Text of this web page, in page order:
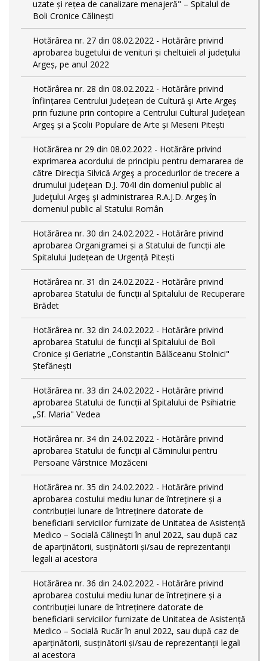
uzate și rețea de canalizare menajeră" – Spitalul de
Boli Cronice Călinești
Hotărârea nr. 27 din 08.02.2022 - Hotărâre privind
aprobarea bugetului de venituri și cheltuieli al județului
Argeș, pe anul 2022
Hotărârea nr. 28 din 08.02.2022 - Hotărâre privind
înființarea Centrului Județean de Cultură şi Arte Argeș
prin fuziune prin contopire a Centrului Cultural Judeţean
Argeş și a Școlii Populare de Arte și Meserii Pitești
Hotărârea nr 29 din 08.02.2022 - Hotărâre privind
exprimarea acordului de principiu pentru demararea de
către Direcţia Silvică Argeş a procedurilor de trecere a
drumului judeţean D.J. 704I din domeniul public al
Judeţului Argeş şi administrarea R.A.J.D. Argeş în
domeniul public al Statului Român
Hotărârea nr. 30 din 24.02.2022 - Hotărâre privind
aprobarea Organigramei și a Statului de funcții ale
Spitalului Județean de Urgență Pitești
Hotărârea nr. 31 din 24.02.2022 - Hotărâre privind
aprobarea Statului de funcții al Spitalului de Recuperare
Brădet
Hotărârea nr. 32 din 24.02.2022 - Hotărâre privind
aprobarea Statului de funcţii al Spitalului de Boli
Cronice și Geriatrie „Constantin Bălăceanu Stolnici"
Ștefănești
Hotărârea nr. 33 din 24.02.2022 - Hotărâre privind
aprobarea Statului de funcții al Spitalului de Psihiatrie
„Sf. Maria" Vedea
Hotărârea nr. 34 din 24.02.2022 - Hotărâre privind
aprobarea Statului de funcţii al Căminului pentru
Persoane Vârstnice Mozăceni
Hotărârea nr. 35 din 24.02.2022 - Hotărâre privind
aprobarea costului mediu lunar de întreținere și a
contribuției lunare de întreținere datorate de
beneficiarii serviciilor furnizate de Unitatea de Asistență
Medico – Socială Călineşti în anul 2022, sau după caz
de aparținătorii, susținătorii și/sau de reprezentanții
legali ai acestora
Hotărârea nr. 36 din 24.02.2022 - Hotărâre privind
aprobarea costului mediu lunar de întreținere și a
contribuției lunare de întreținere datorate de
beneficiarii serviciilor furnizate de Unitatea de Asistență
Medico – Socială Rucăr în anul 2022, sau după caz de
aparținătorii, susținătorii și/sau de reprezentanții legali
ai acestora